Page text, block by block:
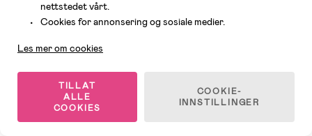
nettstedet vårt.
Cookies for annonsering og sosiale medier.
Les mer om cookies
TILLAT
ALLE
COOKIES
COOKIE-
INNSTILLINGER